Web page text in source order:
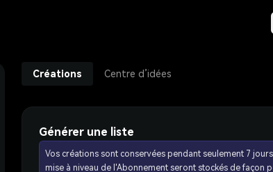
Créations Centre d’idées
Générer une liste
Vos créations sont conservées pendant seulement 7
mise à niveau de l'Abonnement seront stockés de façon